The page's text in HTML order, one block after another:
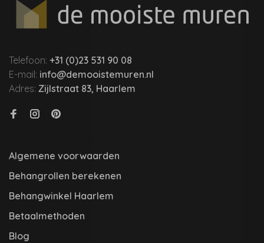
Telefoon: +31 (0)23 531 90 08
E-mail: info@demooistemuren.nl
Adres: Zijlstraat 83, Haarlem
Algemene voorwaarden
Behangrollen berekenen
Behangwinkel Haarlem
Betaalmethoden
Blog